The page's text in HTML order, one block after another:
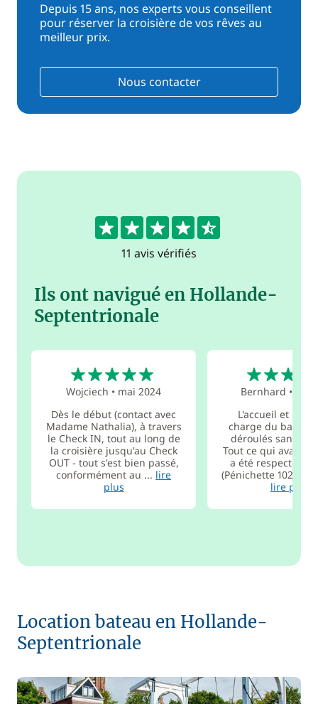
Depuis 15 ans, nos experts vous conseillent
pour réserver la croisière de vos rêves au
meilleur prix.
Nous contacter
4.5
11 avis vérifiés
Ils ont navigué en Hollande-
Septentrionale
Wojciech • mai 2024
Dès le début (contact avec
Madame Nathalia), à travers
le Check IN, tout au long de
la croisière jusqu'au Check
OUT - tout s'est bien passé,
conformément au ... lire
plus
Bernhard •
L'accueil et la
charge du bateau
déroulés sans
Tout ce qui avait
a été respecté. Le
(Pénichette 1020)
lire plus
Location bateau en Hollande-
Septentrionale